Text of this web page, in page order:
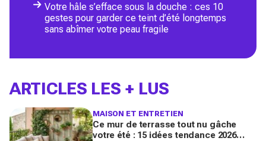
Votre hâle s’efface sous la douche : ces 10
gestes pour garder ce teint d’été longtemps
sans abîmer votre peau fragile
ARTICLES LES + LUS
MAISON ET ENTRETIEN
Ce mur de terrasse tout nu gâche
votre été : 15 idées tendance 2026